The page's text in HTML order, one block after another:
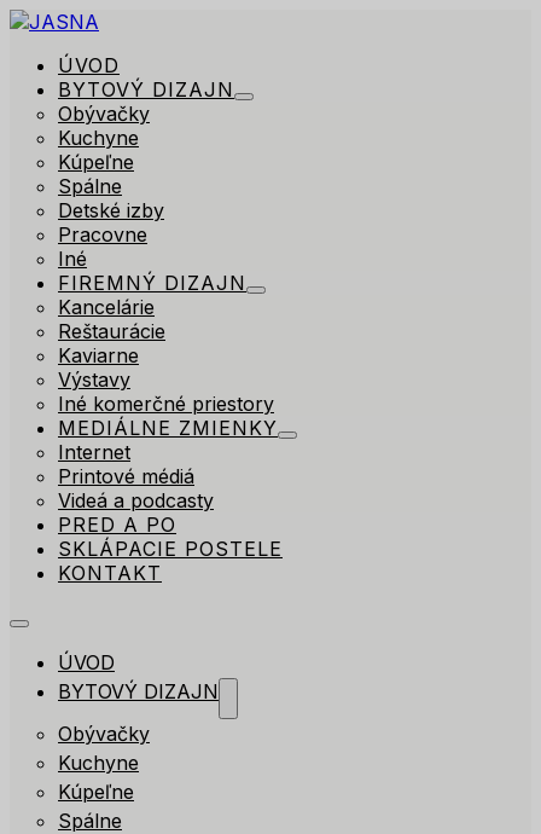
ÚVOD
BYTOVÝ DIZAJN
Obývačky
Kuchyne
Kúpeľne
Spálne
Detské izby
Pracovne
Iné
FIREMNÝ DIZAJN
Kancelárie
Reštaurácie
Kaviarne
Výstavy
Iné komerčné priestory
MEDIÁLNE ZMIENKY
Internet
Printové médiá
Videá a podcasty
PRED A PO
SKLÁPACIE POSTELE
KONTAKT
ÚVOD
BYTOVÝ DIZAJN
Obývačky
Kuchyne
Kúpeľne
Spálne